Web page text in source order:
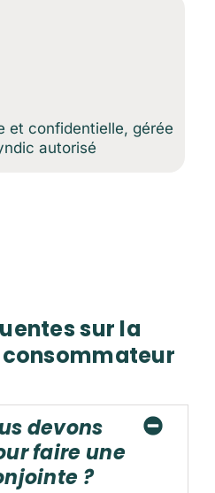
et confidentielle, gérée
autorisé
sur la
devons
faire une
?